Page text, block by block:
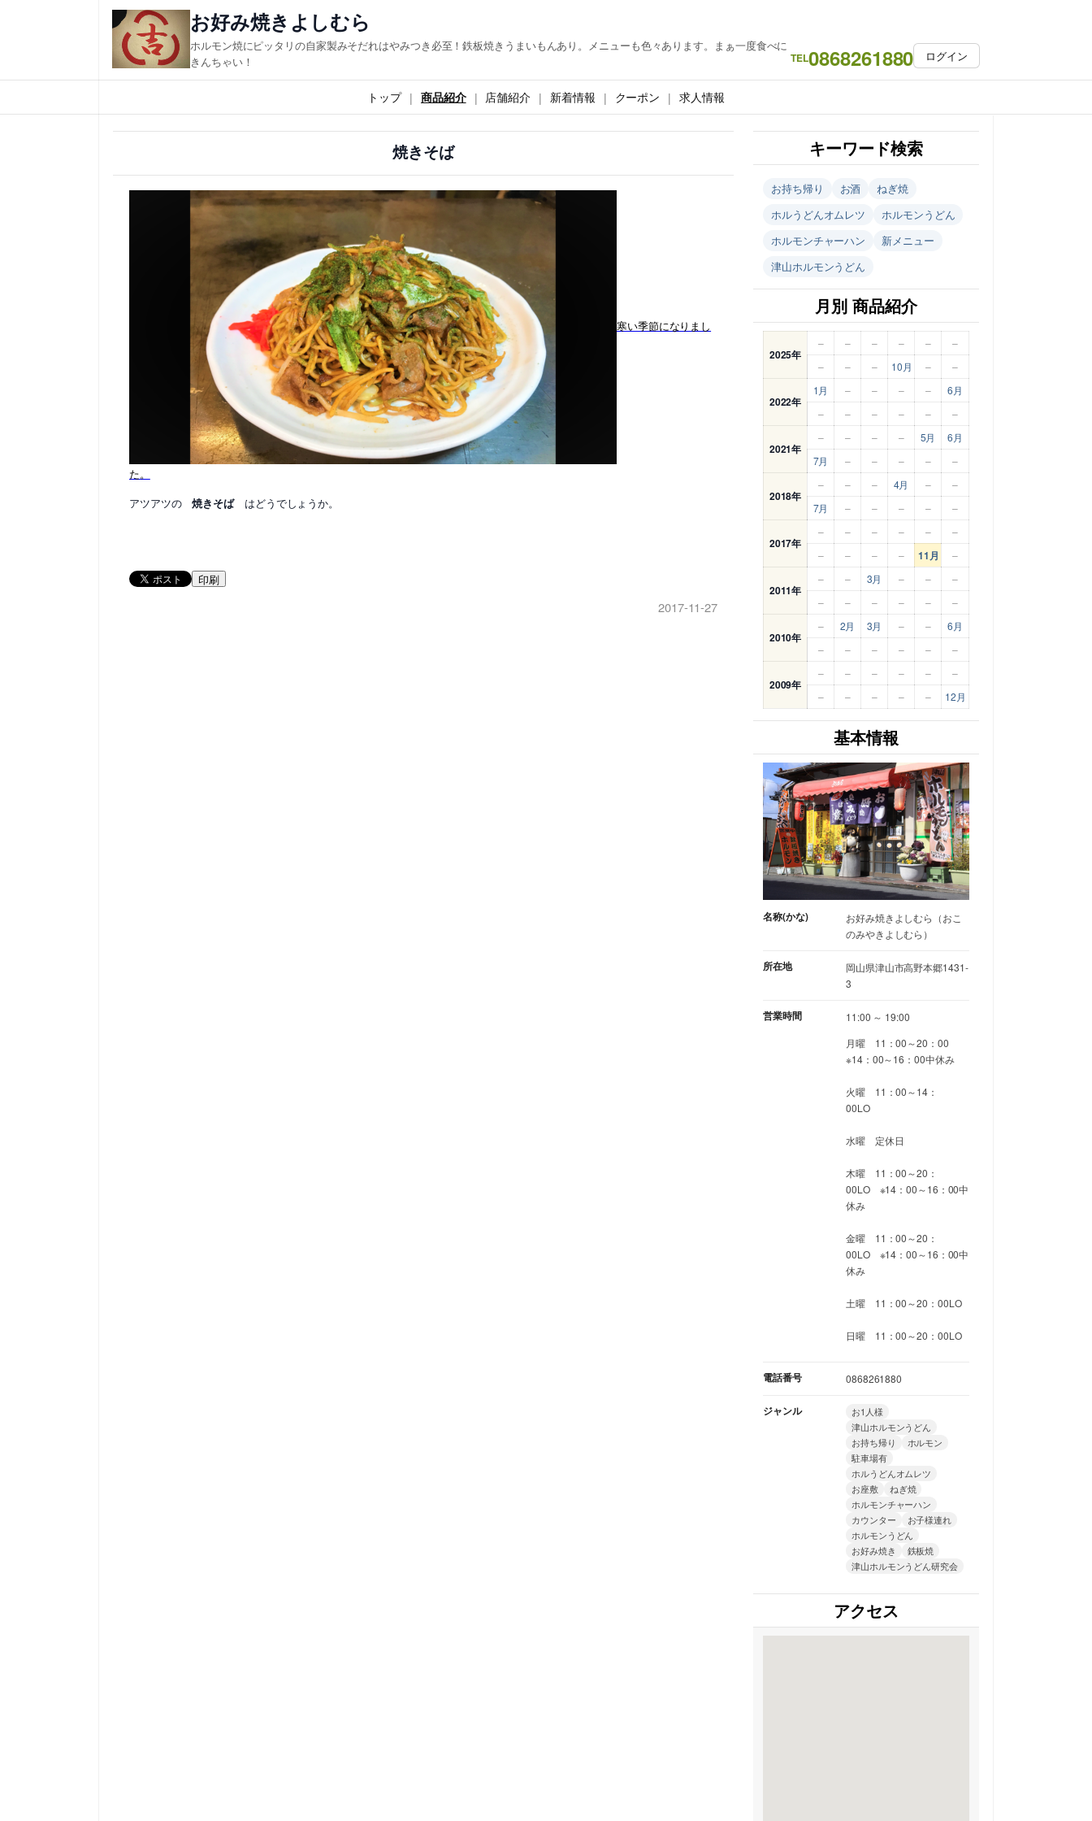
ス
キ
お好み焼きよしむら
ホルモン焼にピッタリの自家製みそだれはやみつき必至！鉄板焼きうまいもんあり。メニューも色々あります。まぁ一度食べに
きんちゃい！
TEL0868261880 ログイン
トップ 商品紹介 店舗紹介 新着情報 クーポン 求人情報
焼きそば
寒い季節になりまし
た。
アツアツの焼きそば はどうでしょうか。
印刷
2017-11-27
キーワード検索
お持ち帰り お酒
ねぎ焼
ホルうどんオムレツ
ホルモンうどん
ホルモンチャーハン
新メニュー
津山ホルモンうどん
月別 商品紹介
2025年
– – – – –
–
–
– – 10月 – –
2022年
1月 – – – –
6月
–
– – – – –
2021年
– – – – 5月
6月
7月
– – – – –
2018年
– – – 4月 –
–
7月
– – – – –
2017年
– – – – –
–
–
– – – 11月 –
2011年
– – 3月 – –
–
–
– – – – –
2010年
– 2月 3月 – –
6月
–
– – – – –
2009年
– – – – –
–
–
– – – – 12月
基本情報
名称(かな)
お好み焼きよしむら（おこ
のみやきよしむら）
所在地
岡山県津山市高野本郷1431-
3
営業時間
11:00 ～ 19:00
月曜 11：00～20：00
※14：00～16：00中休み
火曜 11：00～14：
00LO
水曜 定休日
木曜 11：00～20：
00LO ※14：00～16：00中
休み
金曜 11：00～20：
00LO ※14：00～16：00中
休み
土曜 11：00～20：00LO
日曜 11：00～20：00LO
電話番号 0868261880
ジャンル
お1人様
津山ホルモンうどん
お持ち帰り
ホルモン
駐車場有
ホルうどんオムレツ
お座敷
ねぎ焼
ホルモンチャーハン
カウンター
お子様連れ
ホルモンうどん
お好み焼き
鉄板焼
津山ホルモンうどん研究会
アクセス